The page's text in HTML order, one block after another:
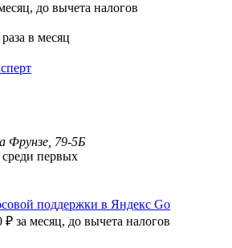
до вычета налогов
в месяц
Фрунзе, 79-5Б
первых
поддержки в Яндекс Go
₽ за месяц, до вычета налогов